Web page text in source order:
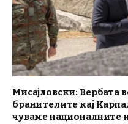
Мисајловски: Вербата
бранителите кај
чуваме националните